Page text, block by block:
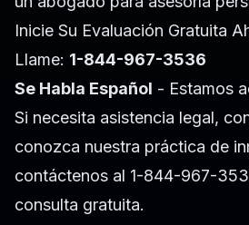
Inicie Su Evaluación Gratuita
Llame: 1-844-967-3536
Se Habla Español - Estamos
Si necesita asistencia legal,
conozca nuestra práctica de
contáctenos al 1-844-967-
consulta gratuita.